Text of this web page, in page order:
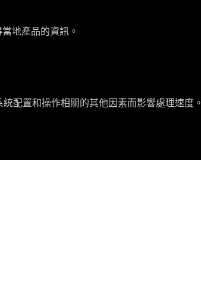
地產品的資訊。
統配置和操作相關的其他因素而影響處理速度。